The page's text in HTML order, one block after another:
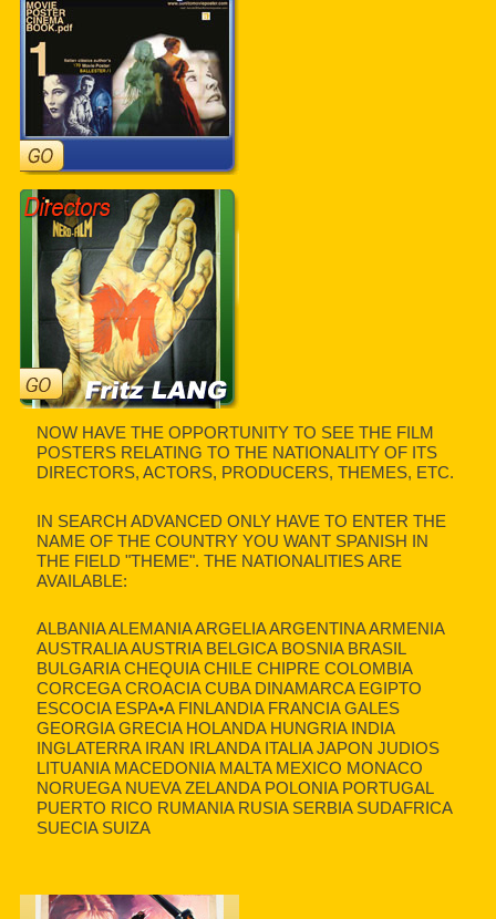
NOW HAVE THE OPPORTUNITY TO SEE THE FILM
POSTERS RELATING TO THE NATIONALITY OF ITS
DIRECTORS, ACTORS, PRODUCERS, THEMES, ETC.
IN SEARCH ADVANCED ONLY HAVE TO ENTER THE
NAME OF THE COUNTRY YOU WANT SPANISH IN
THE FIELD "THEME". THE NATIONALITIES ARE
AVAILABLE:
ALBANIA ALEMANIA ARGELIA ARGENTINA ARMENIA
AUSTRALIA AUSTRIA BELGICA BOSNIA BRASIL
BULGARIA CHEQUIA CHILE CHIPRE COLOMBIA
CORCEGA CROACIA CUBA DINAMARCA EGIPTO
ESCOCIA ESPA•A FINLANDIA FRANCIA GALES
GEORGIA GRECIA HOLANDA HUNGRIA INDIA
INGLATERRA IRAN IRLANDA ITALIA JAPON JUDIOS
LITUANIA MACEDONIA MALTA MEXICO MONACO
NORUEGA NUEVA ZELANDA POLONIA PORTUGAL
PUERTO RICO RUMANIA RUSIA SERBIA SUDAFRICA
SUECIA SUIZA